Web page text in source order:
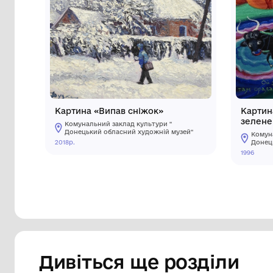
Інші предмети